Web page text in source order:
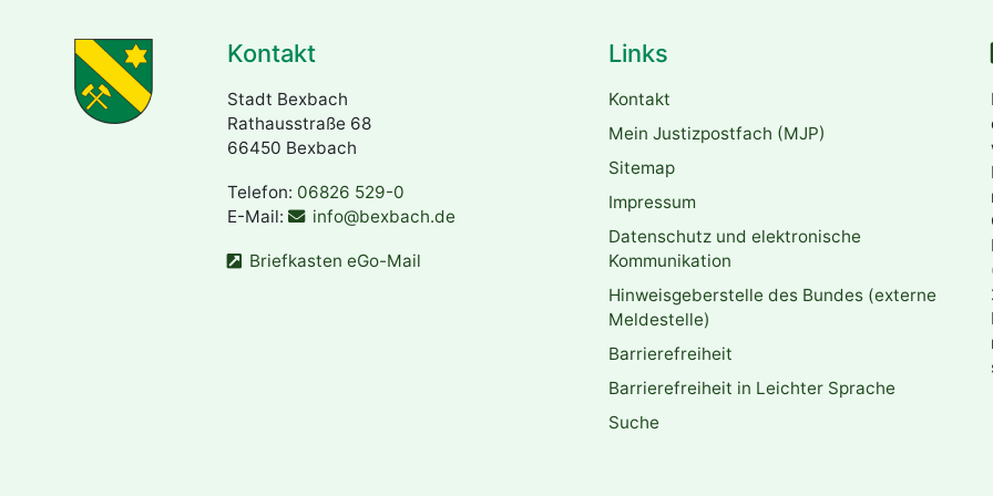
Kontakt
Stadt Bexbach
Rathausstraße 68
66450 Bexbach
Telefon: 06826 529-0
E-Mail:
info@bexbach.de
Briefkasten eGo-Mail
Links
Kontakt
Mein Justizpostfach (MJP)
Sitemap
Impressum
Datenschutz und elektronische
Kommunikation
Hinweisgeberstelle des Bundes (externe
Meldestelle)
Barrierefreiheit
Barrierefreiheit in Leichter Sprache
Suche